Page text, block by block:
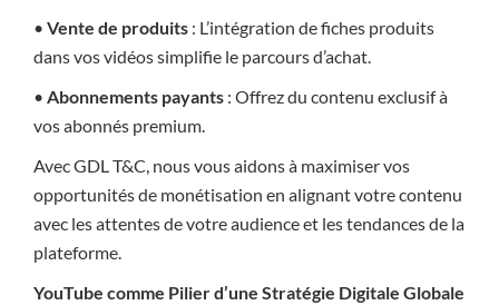
• Vente de produits : L’intégration de fiches produits
dans vos vidéos simplifie le parcours d’achat.
• Abonnements payants : Offrez du contenu exclusif à
vos abonnés premium.
Avec GDL T&C, nous vous aidons à maximiser vos
opportunités de monétisation en alignant votre contenu
avec les attentes de votre audience et les tendances de la
plateforme.
YouTube comme Pilier d’une Stratégie Digitale Globale